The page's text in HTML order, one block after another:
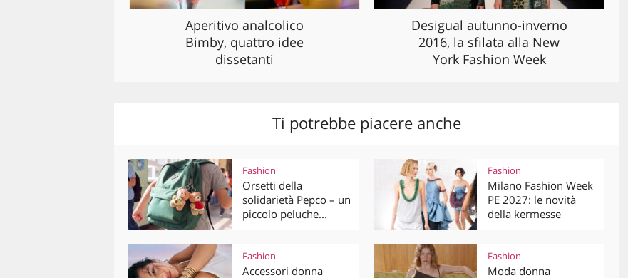
Aperitivo analcolico
Bimby, quattro idee
dissetanti
Desigual autunno-inverno
2016, la sfilata alla New
York Fashion Week
Ti potrebbe piacere anche
Fashion
Orsetti della
solidarietà Pepco – un
piccolo peluche...
Fashion
Milano Fashion Week
PE 2027: le novità
della kermesse
Fashion
Accessori donna
Fashion
Moda donna